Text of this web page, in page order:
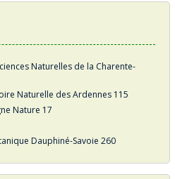
Naturelles de la Charente-
Naturelle des Ardennes 115
Nature 17
Dauphiné-Savoie 260